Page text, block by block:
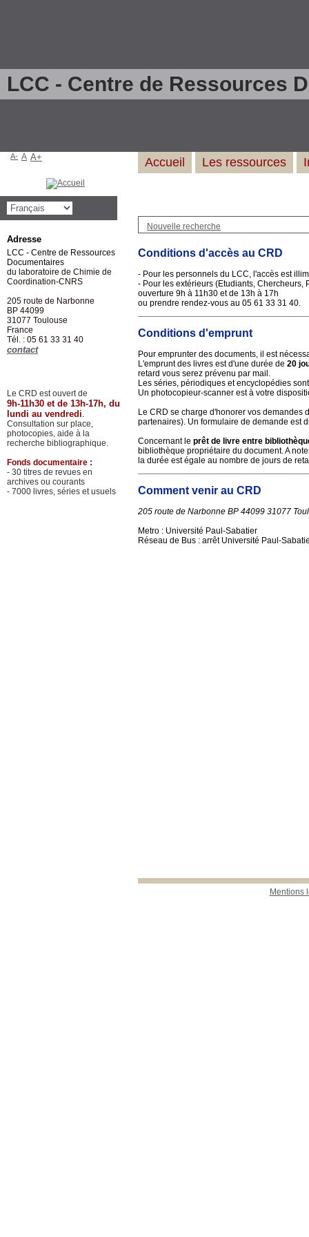
LCC - Centre de Ressources
Nouvelle recherche
Conditions d'accès au CRD
- Pour les personnels du LCC, l'accès est
- Pour les extérieurs (Etudiants,
ouverture 9h à 11h30 et de 13h à 17h
ou prendre rendez-vous au 05 61 33 31 40.
Conditions d'emprunt
Pour emprunter des documents, il est
L'emprunt des livres est d'une durée de 20
retard vous serez prévenu par mail.
Les séries, périodiques et encyclopédies
Un photocopieur-scanner est à votre
Le CRD se charge d'honorer vos
partenaires). Un formulaire de demande est
Concernant le prêt de livre entre
bibliothèque propriétaire du document. A
la durée est égale au nombre de jours de
Comment venir au CRD
205 route de Narbonne BP 44099 31077
Metro : Université Paul-Sabatier
Réseau de Bus : arrêt Université Paul-
Mentions
Accueil Les ressources
A- A A+
Adresse
LCC - Centre de Ressources
Documentaires
du laboratoire de Chimie de
Coordination-CNRS
205 route de Narbonne
BP 44099
31077 Toulouse
France
Tél. : 05 61 33 31 40
contact
Le CRD est ouvert de
9h-11h30 et de 13h-17h, du
lundi au vendredi.
Consultation sur place,
photocopies, aide à la
recherche bibliographique.
Fonds documentaire :
- 30 titres de revues en
archives ou courants
- 7000 livres, séries et usuels